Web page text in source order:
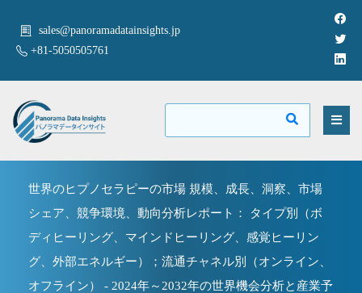
sales@panoramadatainsights.jp
+81-5050505761
世界のヒプノセラピーの市場 規模、成長、洞察、市場
シェア、競争環境、動向分析レポート： タイプ別（ボ
ディヒーリング、マインドヒーリング、感覚ヒーリン
グ、外部エネルギー）；流通チャネル別（オンライン、
オフライン） - 2024年～2032年の世界機会分析と産業予